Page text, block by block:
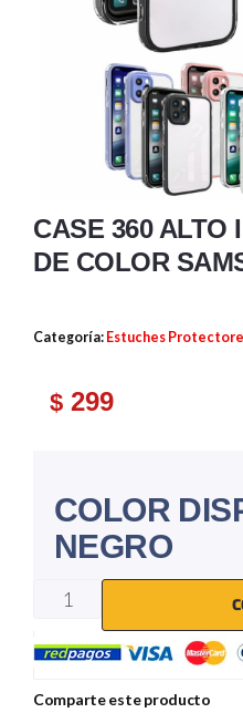
CASE 360 ALTO
DE COLOR
Categoría: Estuches
$ 299
COLOR
NEGRO
Comparte este producto